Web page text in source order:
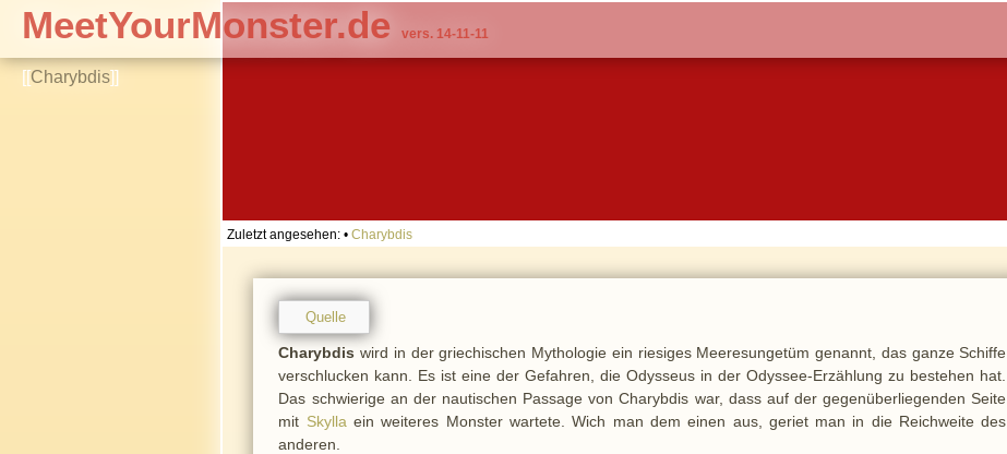
[[Charybdis]]
MeetYourMonster.de vers. 14-11-11
Zuletzt angesehen: • Charybdis
Quelle
Charybdis wird in der griechischen Mythologie ein riesiges Meeresungetüm genannt, das ganze Schiffe
verschlucken kann. Es ist eine der Gefahren, die Odysseus in der Odyssee-Erzählung zu bestehen hat.
Das schwierige an der nautischen Passage von Charybdis war, dass auf der gegenüberliegenden Seite
mit Skylla ein weiteres Monster wartete. Wich man dem einen aus, geriet man in die Reichweite des
anderen.